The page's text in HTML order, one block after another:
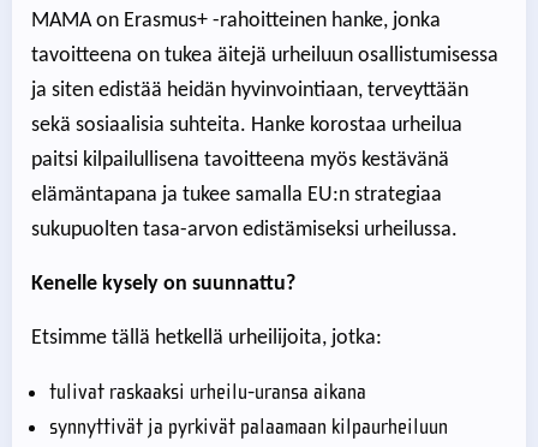
MAMA on Erasmus+ -rahoitteinen hanke, jonka
tavoitteena on tukea äitejä urheiluun osallistumisessa
ja siten edistää heidän hyvinvointiaan, terveyttään
sekä sosiaalisia suhteita. Hanke korostaa urheilua
paitsi kilpailullisena tavoitteena myös kestävänä
elämäntapana ja tukee samalla EU:n strategiaa
sukupuolten tasa-arvon edistämiseksi urheilussa.
Kenelle kysely on suunnattu?
Etsimme tällä hetkellä urheilijoita, jotka:
tulivat raskaaksi urheilu-uransa aikana
synnyttivät ja pyrkivät palaamaan kilpaurheiluun